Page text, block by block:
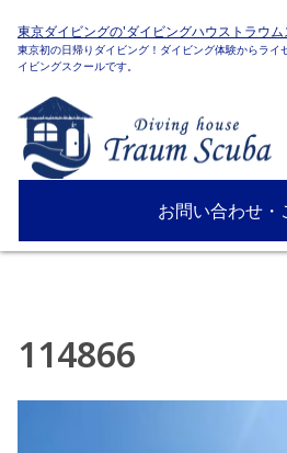
東京ダイビングの'ダイビングハウストラウ
東京初の日帰りダイビング！ダイビング体験からラ
イビングスクールです。
お問い合わせ・
114866